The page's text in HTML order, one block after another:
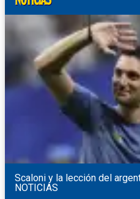
Scaloni y la lección del
NOTICIAS